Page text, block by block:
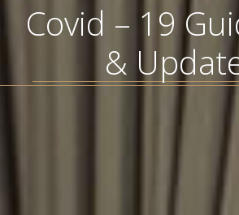
Covid – 19
&